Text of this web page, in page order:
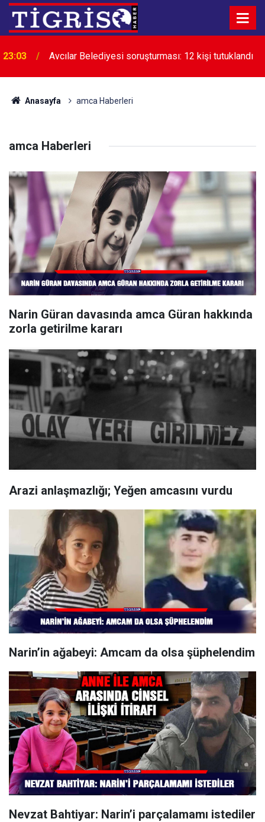
22:24 Diyarbakır’da uyuşturucuyla mücadele çağrısı
Anasayfa amca Haberleri
amca Haberleri
Narin Güran davasında amca Güran hakkında
zorla getirilme kararı
Arazi anlaşmazlığı; Yeğen amcasını vurdu
Narin’in ağabeyi: Amcam da olsa şüphelendim
Nevzat Bahtiyar: Narin’i parçalamamı istediler